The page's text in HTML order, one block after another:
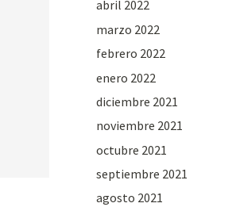
abril 2022
marzo 2022
febrero 2022
enero 2022
diciembre 2021
noviembre 2021
octubre 2021
septiembre 2021
agosto 2021